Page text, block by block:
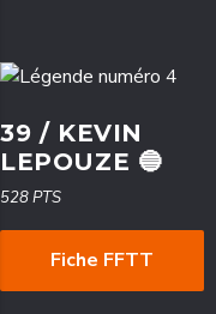
39 / KEVIN
LEPOUZE 🔵
528 PTS
Fiche FFTT